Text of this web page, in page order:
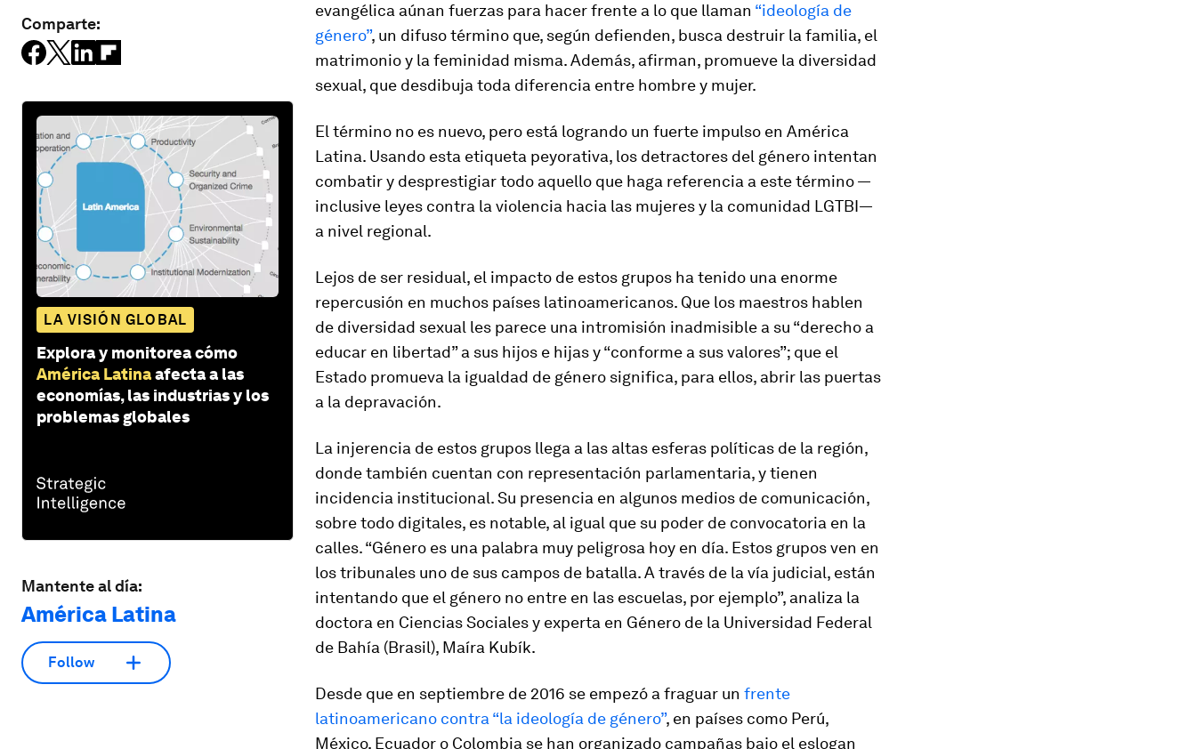
Comparte:
LA VISIÓN GLOBAL
Explora y monitorea cómo
América Latinaafecta a las
economías, las industrias y los
problemas globales
Mantente al día:
América Latina
Follow
evangélica aúnan fuerzas para hacer frente a lo que llaman “ideología de
género”, un difuso término que, según defienden, busca destruir la familia, el
matrimonio y la feminidad misma. Además, afirman, promueve la diversidad
sexual, que desdibuja toda diferencia entre hombre y mujer.
El término no es nuevo, pero está logrando un fuerte impulso en América
Latina. Usando esta etiqueta peyorativa, los detractores del género intentan
combatir y desprestigiar todo aquello que haga referencia a este término —
inclusive leyes contra la violencia hacia las mujeres y la comunidad LGTBI—
a nivel regional.
Lejos de ser residual, el impacto de estos grupos ha tenido una enorme
repercusión en muchos países latinoamericanos. Que los maestros hablen
de diversidad sexual les parece una intromisión inadmisible a su “derecho a
educar en libertad” a sus hijos e hijas y “conforme a sus valores”; que el
Estado promueva la igualdad de género significa, para ellos, abrir las puertas
a la depravación.
La injerencia de estos grupos llega a las altas esferas políticas de la región,
donde también cuentan con representación parlamentaria, y tienen
incidencia institucional. Su presencia en algunos medios de comunicación,
sobre todo digitales, es notable, al igual que su poder de convocatoria en la
calles. “Género es una palabra muy peligrosa hoy en día. Estos grupos ven en
los tribunales uno de sus campos de batalla. A través de la vía judicial, están
intentando que el género no entre en las escuelas, por ejemplo”, analiza la
doctora en Ciencias Sociales y experta en Género de la Universidad Federal
de Bahía (Brasil), Maíra Kubík.
Desde que en septiembre de 2016 se empezó a fraguar un frente
latinoamericano contra “la ideología de género”, en países como Perú,
México, Ecuador o Colombia se han organizado campañas bajo el eslogan